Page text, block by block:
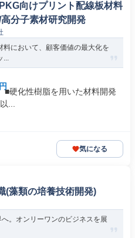
向けプリント配線板材料
分子素材研究開発
において、顧客価値の最大化を
...
■硬化性樹脂を用いた材料開発
...
気になる
(藻類の培養技術開発)
。オンリーワンのビジネスを展